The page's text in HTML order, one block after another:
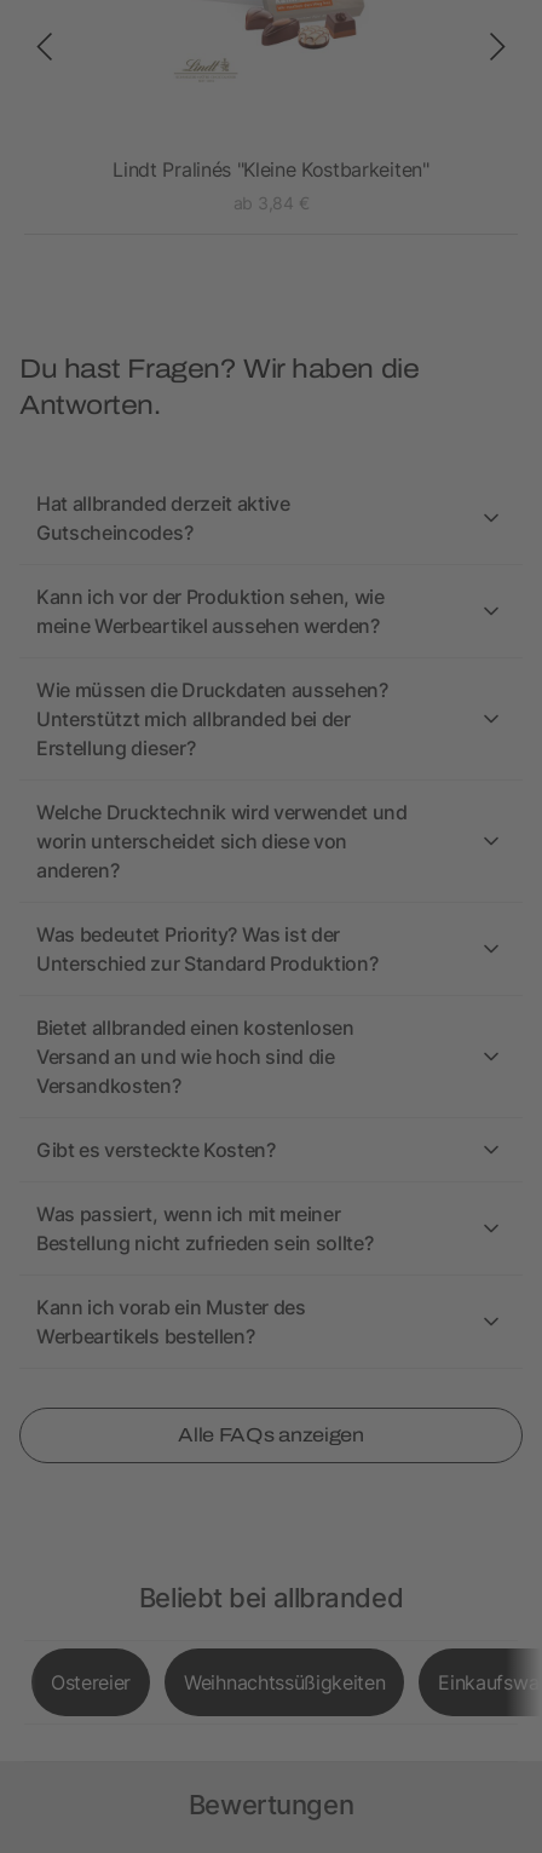
Lindt Pralinés "Kleine Kostbarkeiten"
ab 3,84 €
Du hast Fragen? Wir haben die
Antworten.
Hat allbranded derzeit aktive
Gutscheincodes?
Kann ich vor der Produktion sehen, wie
meine Werbeartikel aussehen werden?
Wie müssen die Druckdaten aussehen?
Unterstützt mich allbranded bei der
Erstellung dieser?
Welche Drucktechnik wird verwendet und
worin unterscheidet sich diese von
anderen?
Was bedeutet Priority? Was ist der
Unterschied zur Standard Produktion?
Bietet allbranded einen kostenlosen
Versand an und wie hoch sind die
Versandkosten?
Gibt es versteckte Kosten?
Was passiert, wenn ich mit meiner
Bestellung nicht zufrieden sein sollte?
Kann ich vorab ein Muster des
Werbeartikels bestellen?
Alle FAQs anzeigen
Beliebt bei allbranded
Ostereier Weihnachtssüßigkeiten
Bewertungen